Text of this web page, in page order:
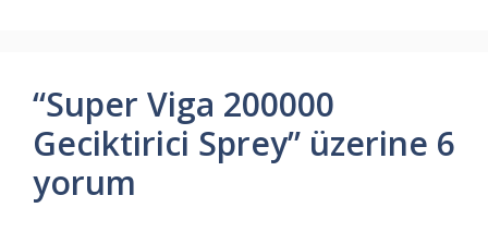
“Super Viga 200000
Geciktirici Sprey” üzerine 6
yorum